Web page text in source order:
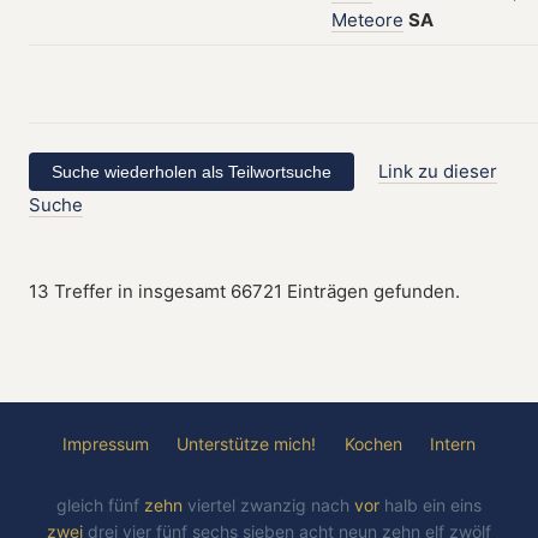
Meteore SA
Link zu dieser
Suche
13 Treffer in insgesamt 66721 Einträgen gefunden.
Impressum Unterstütze mich! Kochen Intern
gleich fünf zehn viertel zwanzig nach vor halb ein eins
zwei drei vier fünf sechs sieben acht neun zehn elf zwölf